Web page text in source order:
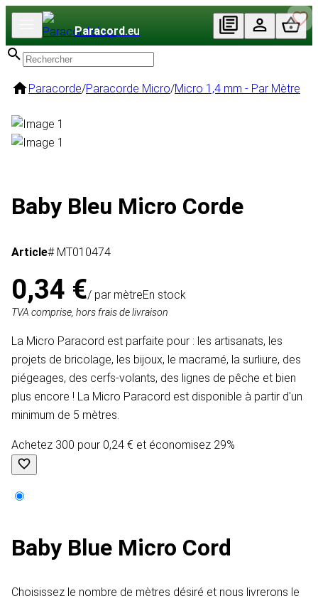
Paracord.eu
Paracorde/Paracorde Micro/Micro 1,4 mm - Par Mètre
Baby Bleu Micro Corde
Article# MT010474
0,34 €/ par mètreEn stock
TVA comprise, hors frais de livraison
La Micro Paracord est parfaite pour : les artisanats, les
projets de bricolage, les bijoux, le macramé, la surliure, des
piégeages, des cerfs-volants, des lignes de pêche et bien
plus encore ! La Micro Paracord est disponible à partir d'un
minimum de 5 mètres.
Achetez 300 pour 0,24 € et économisez 29%
Baby Blue Micro Cord
Choisissez le nombre de mètres désiré et nous livrerons le